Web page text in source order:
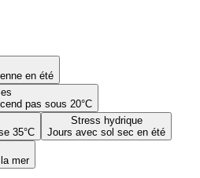
en été
pas sous 20°C
35°C
Stress hydrique
Jours avec sol sec en été
mer